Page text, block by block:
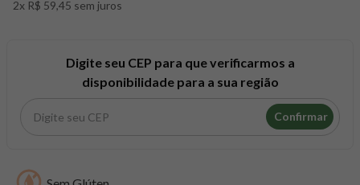
2x R$ 59,45 sem juros
Digite seu CEP para que verificarmos a
disponibilidade para a sua região
Confirmar
8º maca peruana
creatina mundo verde